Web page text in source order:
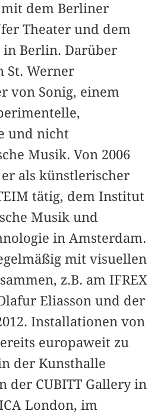
dem Berliner
Theater und dem
in Berlin. Darüber
St. Werner
von Sonig, einem
und nicht
Musik. Von 2006
als künstlerischer
tätig, dem Institut
Musik und
in Amsterdam.
mit visuellen
z.B. am IFREX
Eliasson und der
Installationen von
europaweit zu
der Kunsthalle
der CUBITT Gallery in
London, im